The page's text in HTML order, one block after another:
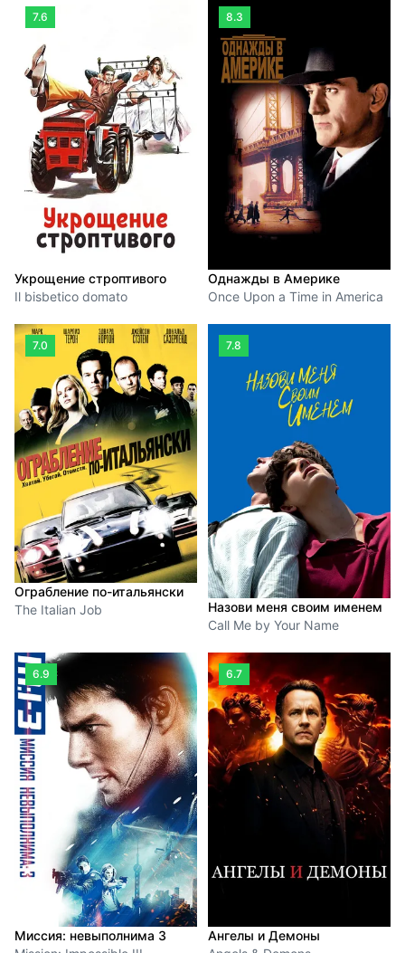
7.6
Укрощение строптивого
Il bisbetico domato
8.3
Однажды в Америке
Once Upon a Time in America
7.0
Ограбление по-итальянски
The Italian Job
7.8
Назови меня своим именем
Call Me by Your Name
6.9
Миссия: невыполнима 3
6.7
Ангелы и Демоны